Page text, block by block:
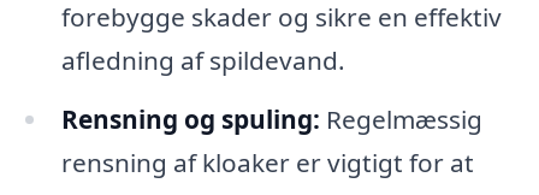
forebygge skader og sikre en effektiv
afledning af spildevand.
Rensning og spuling: Regelmæssig
rensning af kloaker er vigtigt for at